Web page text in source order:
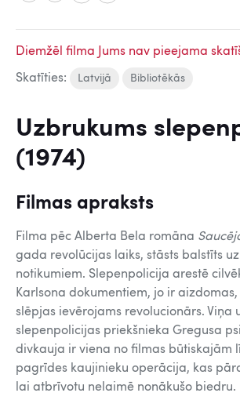
Diemžēl filma Jums nav pieejama
Skatīties: Latvijā Bibliotēkās
Uzbrukums
(1974)
Filmas apraksts
Filma pēc Alberta Bela romāna
gada revolūcijas laiks, stāsts balstīts
notikumiem. Slepenpolicija arestē
Karlsona dokumentiem, jo ir
slēpjas ievērojams revolucionārs. Viņa
slepenpolicijas priekšnieka Gregusa
divkauja ir viena no filmas būtiskajām
pagrīdes kaujinieku operācija, kas
lai atbrīvotu nelaimē nonākušo biedru.